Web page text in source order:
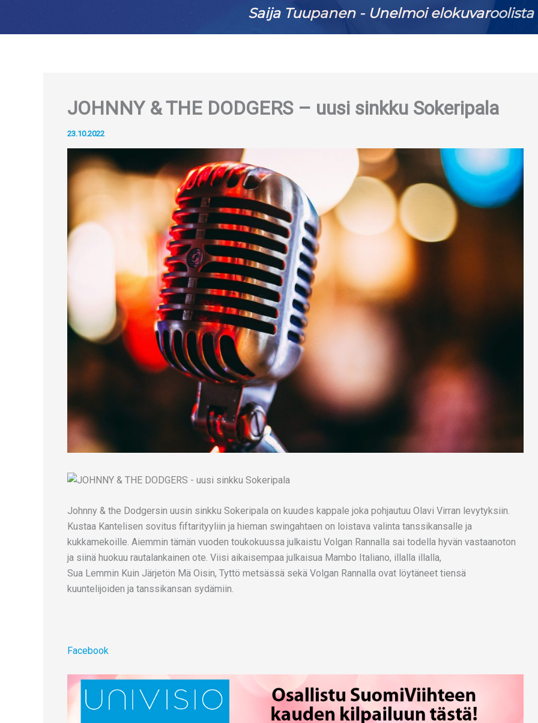
Saija Tuupanen - Unelmoi elokuvaroolista
JOHNNY & THE DODGERS – uusi sinkku Sokeripala
23.10.2022
Johnny & the Dodgersin uusin sinkku Sokeripala on kuudes kappale joka pohjautuu Olavi Virran levytyksiin.
Kustaa Kantelisen sovitus fiftarityyliin ja hieman swingahtaen on loistava valinta tanssikansalle ja
kukkamekoille. Aiemmin tämän vuoden toukokuussa julkaistu Volgan Rannalla sai todella hyvän vastaanoton
ja siinä huokuu rautalankainen ote. Viisi aikaisempaa julkaisua Mambo Italiano, illalla illalla,
Sua Lemmin Kuin Järjetön Mä Oisin, Tyttö metsässä sekä Volgan Rannalla ovat löytäneet tiensä
kuuntelijoiden ja tanssikansan sydämiin.
Facebook